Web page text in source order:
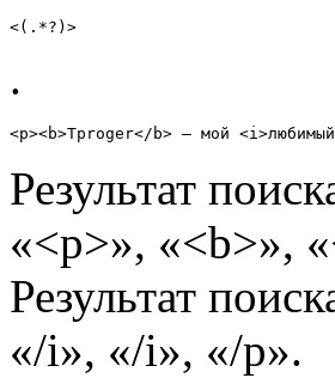
<(.*?)>
.
<p><b>Tproger</b> — мой
Результат
«<p>», «<b>»,
Результат
«/i», «/i», «/p».